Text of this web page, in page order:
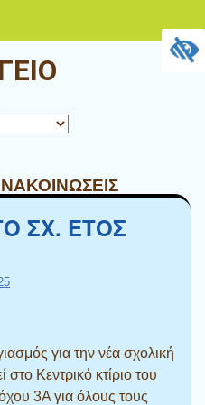
ΣΧ. ΕΤΟΣ
για την νέα σχολική
Κεντρικό κτίριο του
3Α για όλους τους